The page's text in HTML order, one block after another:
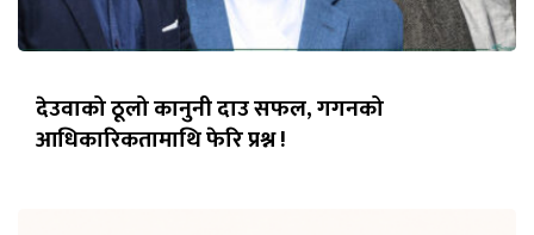
देउवाको ठूलो कानुनी दाउ सफल, गगनको
आधिकारिकतामाथि फेरि प्रश्न !